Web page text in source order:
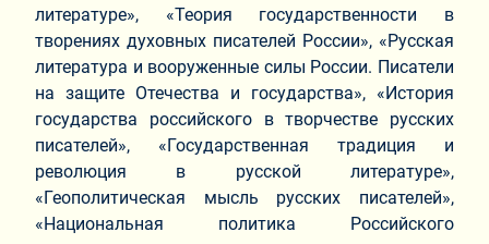
литературе», «Теория государственности в
творениях духовных писателей России», «Русская
литература и вооруженные силы России. Писатели
на защите Отечества и государства», «История
государства российского в творчестве русских
писателей», «Государственная традиция и
революция в русской литературе»,
«Геополитическая мысль русских писателей»,
«Национальная политика Российского